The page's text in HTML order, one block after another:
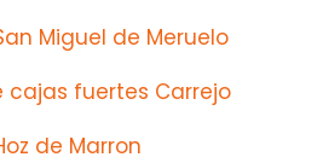
Miguel de Meruelo
cajas fuertes Carrejo
de Marron